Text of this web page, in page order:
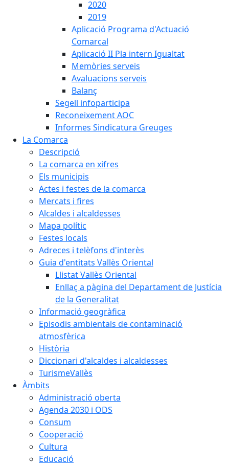
2020
2019
Aplicació Programa d'Actuació
Comarcal
Aplicació II Pla intern Igualtat
Memòries serveis
Avaluacions serveis
Balanç
Segell infoparticipa
Reconeixement AOC
Informes Sindicatura Greuges
La Comarca
Descripció
La comarca en xifres
Els municipis
Actes i festes de la comarca
Mercats i fires
Alcaldes i alcaldesses
Mapa polític
Festes locals
Adreces i telèfons d'interès
Guia d'entitats Vallès Oriental
Llistat Vallès Oriental
Enllaç a pàgina del Departament de Justícia
de la Generalitat
Informació geogràfica
Episodis ambientals de contaminació
atmosfèrica
Història
Diccionari d'alcaldes i alcaldesses
TurismeVallès
Àmbits
Administració oberta
Agenda 2030 i ODS
Consum
Cooperació
Cultura
Educació